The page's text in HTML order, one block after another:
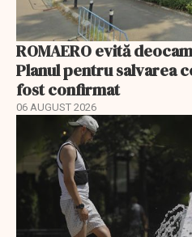
ROMAERO evită
Planul pentru salvarea
fost confirmat
06 AUGUST 2026